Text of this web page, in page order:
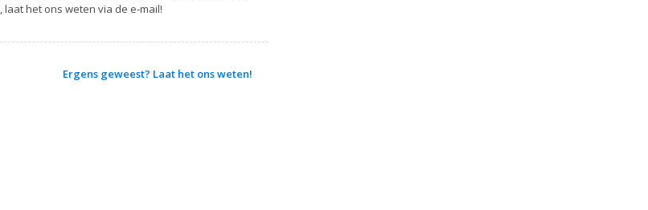
het ons weten via de e-mail!
Ergens geweest? Laat het ons weten!